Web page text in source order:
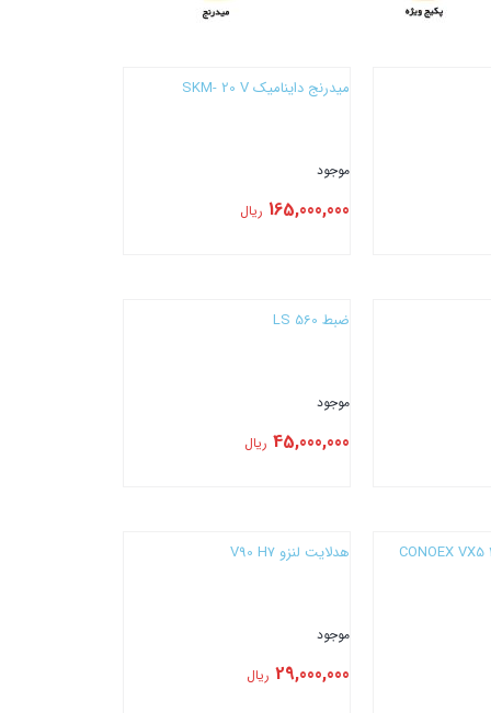
میدرنج داینامیک SKM- 20 V
موجود
165,000,000 ریال
ضبط LS 560
موجود
45,000,000 ریال
هدلایت لنزو V90 H7
موجود
29,000,000 ریال